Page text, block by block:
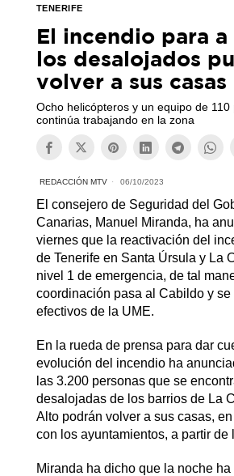
TENERIFE
El incendio para a
los desalojados
volver a sus casas
Ocho helicópteros y un equipo de 110
continúa trabajando en la zona
REDACCIÓN MTV 06/10/2023
El consejero de Seguridad del
Canarias, Manuel Miranda, ha
viernes que la reactivación del
de Tenerife en Santa Úrsula y La
nivel 1 de emergencia, de tal
coordinación pasa al Cabildo y se
efectivos de la UME.
En la rueda de prensa para dar
evolución del incendio ha
las 3.200 personas que se
desalojadas de los barrios de La
Alto podrán volver a sus casas,
con los ayuntamientos, a partir de
Miranda ha dicho que la noche